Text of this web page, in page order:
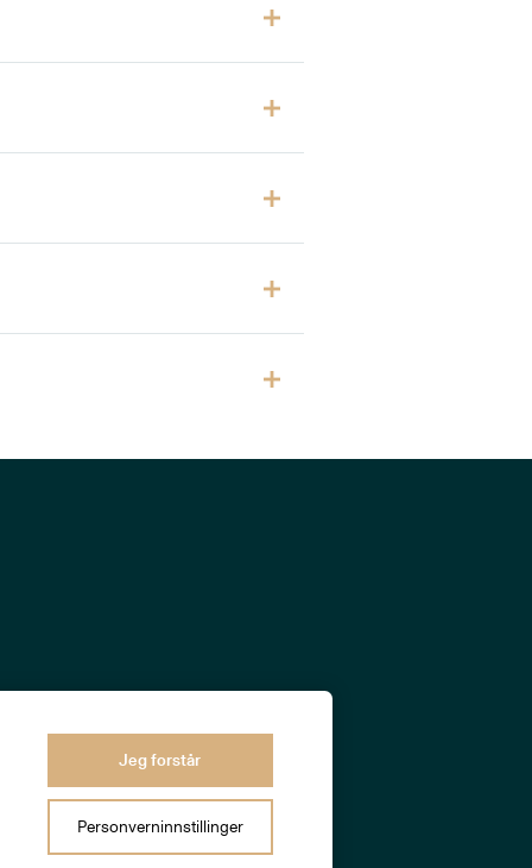
Jeg forstår
Personverninnstillinger